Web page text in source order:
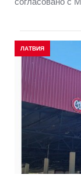
ЛАТВИЯ